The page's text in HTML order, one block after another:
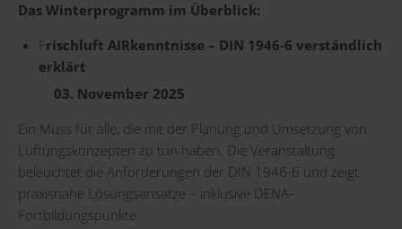
Das Winterprogramm im Überblick:
Frischluft AIRkenntnisse – DIN 1946-6 verständlich
erklärt
03. November 2025
Ein Muss für alle, die mit der Planung und Umsetzung von
Lüftungskonzepten zu tun haben. Die Veranstaltung
beleuchtet die Anforderungen der DIN 1946-6 und zeigt
praxisnahe Lösungsansätze – inklusive DENA-
Fortbildungspunkte.